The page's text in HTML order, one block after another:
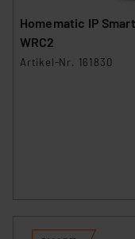
Homematic IP
WRC2
Artikel-Nr. 161830